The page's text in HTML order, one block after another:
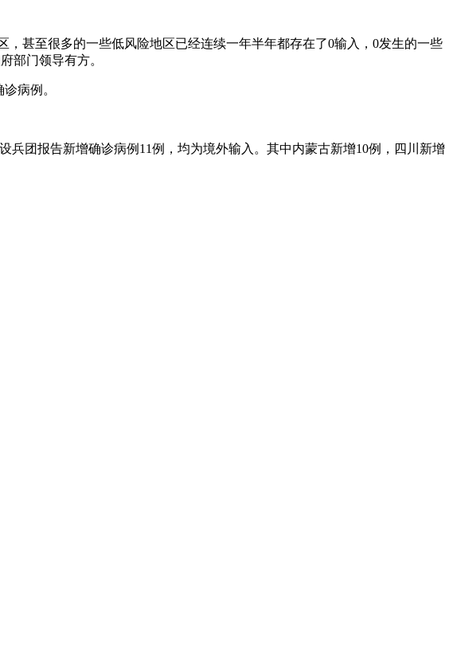
甚至很多的一些低风险地区已经连续一年半年都存在了0输入，0发生的一些
部门领导有方。
病例。
团报告新增确诊病例11例，均为境外输入。其中内蒙古新增10例，四川新增